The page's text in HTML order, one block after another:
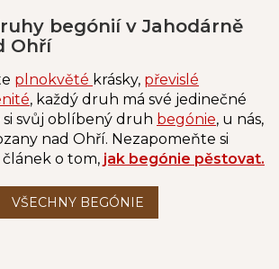
begónií v Jahodárně
Ohří
plnokvěté krásky, převislé
, každý druh má své jedinečné
svůj oblíbený druh begónie, u nás,
nad Ohří. Nezapomeňte si
o tom, jak begónie pěstovat.